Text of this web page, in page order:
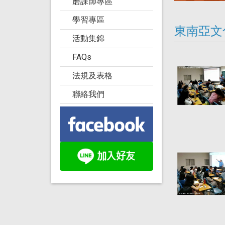
學習專區
活動集錦
FAQs
法規及表格
聯絡我們
東南亞